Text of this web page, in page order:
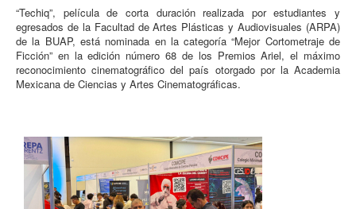
“Techiq”, película de corta duración realizada por estudiantes y
egresados de la Facultad de Artes Plásticas y Audiovisuales (ARPA)
de la BUAP, está nominada en la categoría “Mejor Cortometraje de
Ficción” en la edición número 68 de los Premios Ariel, el máximo
reconocimiento cinematográfico del país otorgado por la Academia
Mexicana de Ciencias y Artes Cinematográficas.